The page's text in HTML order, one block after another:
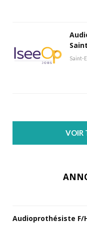
Saint-
VOIR
Audioprothésiste F/